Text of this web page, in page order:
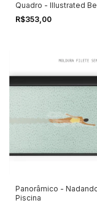
Quadro - Illustrated
R$353,00
Panorâmico -
Piscina